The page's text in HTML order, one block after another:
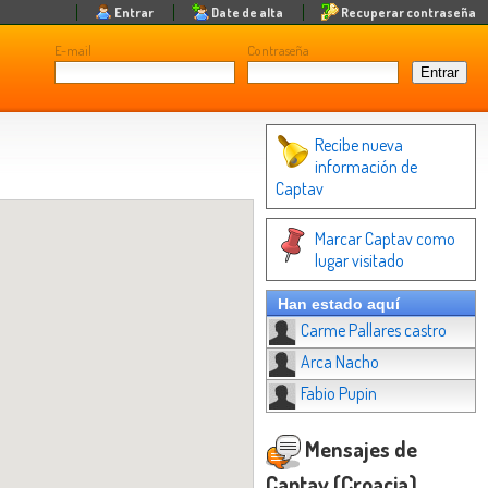
E-mail Contraseña
Entrar Date de alta Recuperar contraseña
Recibe nueva
información de
Captav
Marcar Captav como
lugar visitado
Han estado aquí
Carme Pallares castro
Arca Nacho
Fabio Pupin
Mensajes de